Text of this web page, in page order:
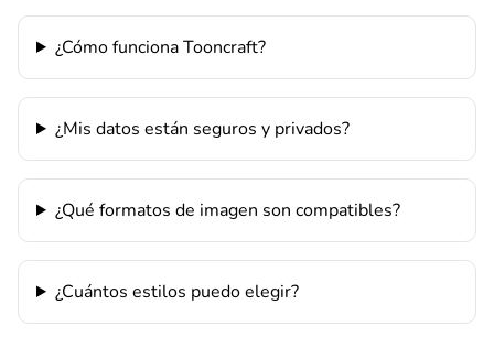
¿Cómo funciona Tooncraft?
¿Mis datos están seguros y privados?
¿Qué formatos de imagen son compatibles?
¿Cuántos estilos puedo elegir?